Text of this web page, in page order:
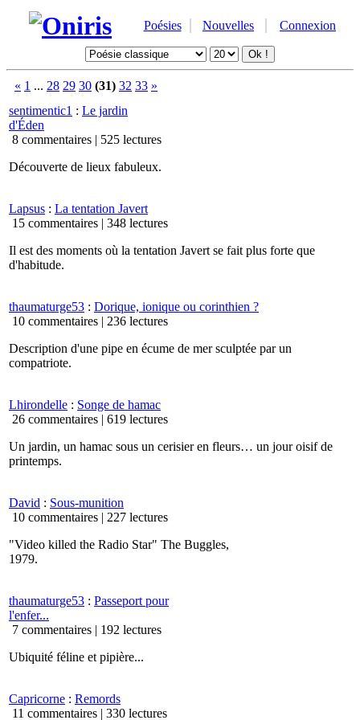
Poésies Nouvelles Connexion
« 1 ... 28 29 30 (31) 32 33 »
sentimentic1 : Le jardin
d'Éden
8 commentaires | 525 lectures
Découverte de lieux fabuleux.
Lapsus : La tentation Javert
15 commentaires | 348 lectures
Il est des moments où la tentation Javert se fait plus forte que
d'habitude.
thaumaturge53 : Dorique, ionique ou corinthien ?
10 commentaires | 236 lectures
Description d'une pipe en écume de mer sculptée par un
compatriote.
Lhirondelle : Songe de hamac
26 commentaires | 619 lectures
Un jardin, un hamac sous un cerisier en fleurs… un jour oisif de
printemps.
David : Sous-munition
10 commentaires | 227 lectures
"Video killed the Radio Star" The Buggles,
1979.
thaumaturge53 : Passeport pour
l'enfer...
7 commentaires | 192 lectures
Ubiquité féline et pipière...
Capricorne : Remords
11 commentaires | 330 lectures